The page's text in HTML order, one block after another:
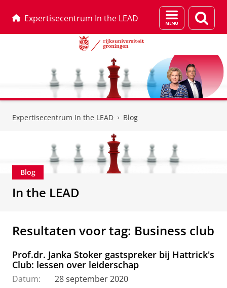
Expertisecentrum In the LEAD
Menu
en
Expertisecentrum In the LEAD Blog
Blog
In the LEAD
Resultaten voor tag: Business club
Prof.dr. Janka Stoker gastspreker bij Hattrick's
Club: lessen over leiderschap
Datum:
28 september 2020